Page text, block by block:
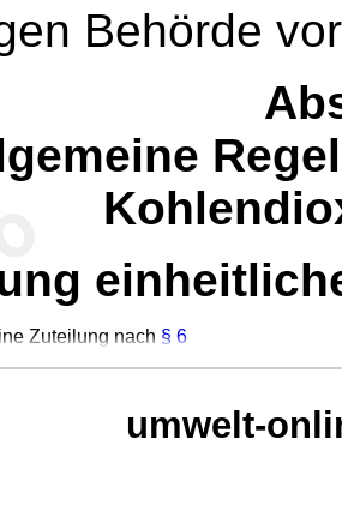
Behörde
Zuteilung nach § 6
umwelt-